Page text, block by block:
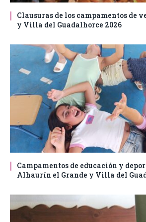
Clausuras de los campamentos de
y Villa del Guadalhorce 2026
Campamentos de educación y
Alhaurín el Grande y Villa del